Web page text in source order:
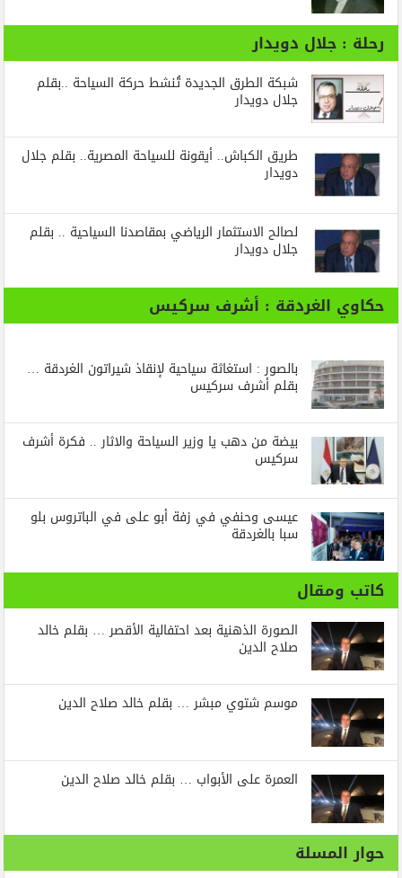
رحلة : جلال دويدار
شبكة الطرق الجديدة تُنشط حركة السياحة ..بقلم
جلال دويدار
طريق الكباش.. أيقونة للسياحة المصرية.. بقلم جلال
دويدار
لصالح الاستثمار الرياضي بمقاصدنا السياحية .. بقلم
جلال دويدار
حكاوي الغردقة : أشرف سركيس
بالصور : استغاثة سياحية لإنقاذ شيراتون الغردقة …
بقلم أشرف سركيس
بيضة من دهب يا وزير السياحة والاثار .. فكرة أشرف
سركيس
عيسى وحنفي في زفة أبو على في الباتروس بلو
سبا بالغردقة
كاتب ومقال
الصورة الذهنية بعد احتفالية الأقصر … بقلم خالد
صلاح الدين
موسم شتوي مبشر … بقلم خالد صلاح الدين
العمرة على الأبواب … بقلم خالد صلاح الدين
حوار المسلة